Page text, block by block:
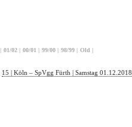
| 01/02 | 00/01 | 99/00 | 98/99 | Old |
15 | Köln – SpVgg Fürth | Samstag 01.12.2018